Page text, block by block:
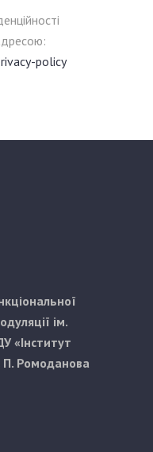
policy
ім.
«Інститут
П. Ромоданова